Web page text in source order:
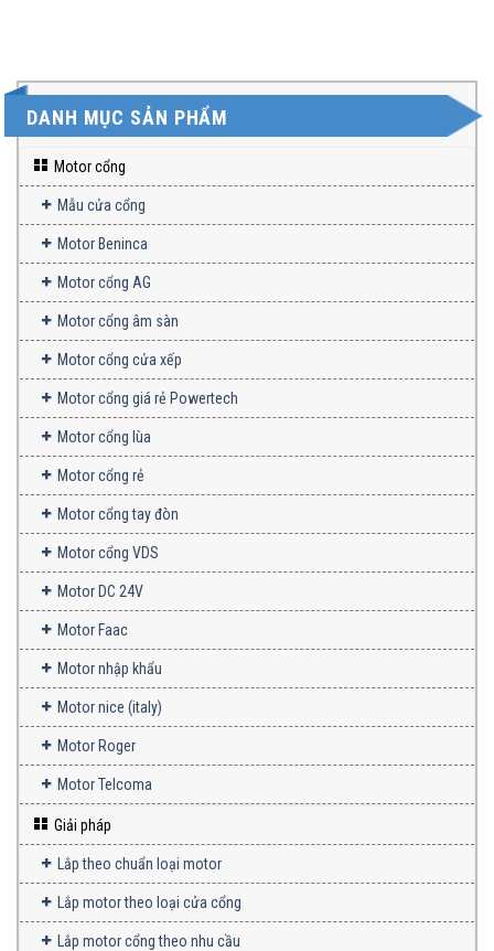
DANH MỤC SẢN PHẨM
Motor cổng
Mẫu cửa cổng
Motor Beninca
Motor cổng AG
Motor cổng âm sàn
Motor cổng cửa xếp
Motor cổng giá rẻ Powertech
Motor cổng lùa
Motor cổng rẻ
Motor cổng tay đòn
Motor cổng VDS
Motor DC 24V
Motor Faac
Motor nhập khẩu
Motor nice (italy)
Motor Roger
Motor Telcoma
Giải pháp
Lắp theo chuẩn loại motor
Lắp motor theo loại cửa cổng
Lắp motor cổng theo nhu cầu